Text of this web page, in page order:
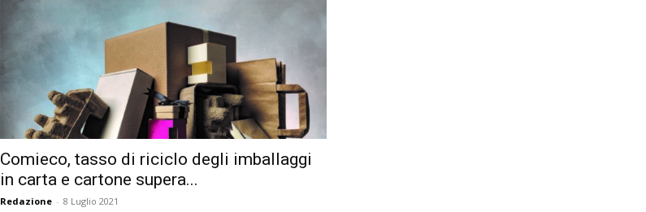
Comieco, tasso di riciclo degli imballaggi
in carta e cartone supera...
Redazione - 8 Luglio 2021